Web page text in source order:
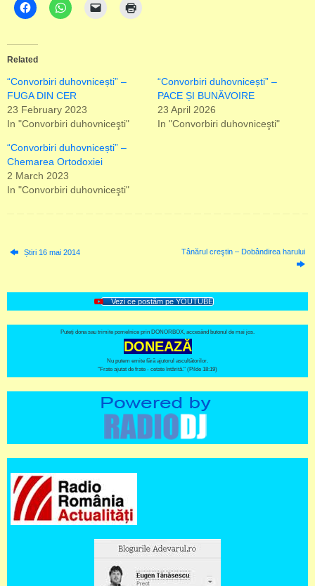
Related
“Convorbiri duhovnicești” –
FUGA DIN CER
23 February 2023
In "Convorbiri duhovniceşti"
“Convorbiri duhovnicești” –
PACE ȘI BUNĂVOIRE
23 April 2026
In "Convorbiri duhovniceşti"
“Convorbiri duhovnicești” –
Chemarea Ortodoxiei
2 March 2023
In "Convorbiri duhovniceşti"
Știri 16 mai 2014 Tânărul creştin – Dobândirea harului
Vezi ce postăm pe YOUTUBE
Puteți dona sau trimite pomelnice prin DONORBOX, accesând butonul de mai jos.
DONEAZĂ
Nu putem emite fără ajutorul ascultătorilor.
"Frate ajutat de frate - cetate întărită." (Pilde 18:19)